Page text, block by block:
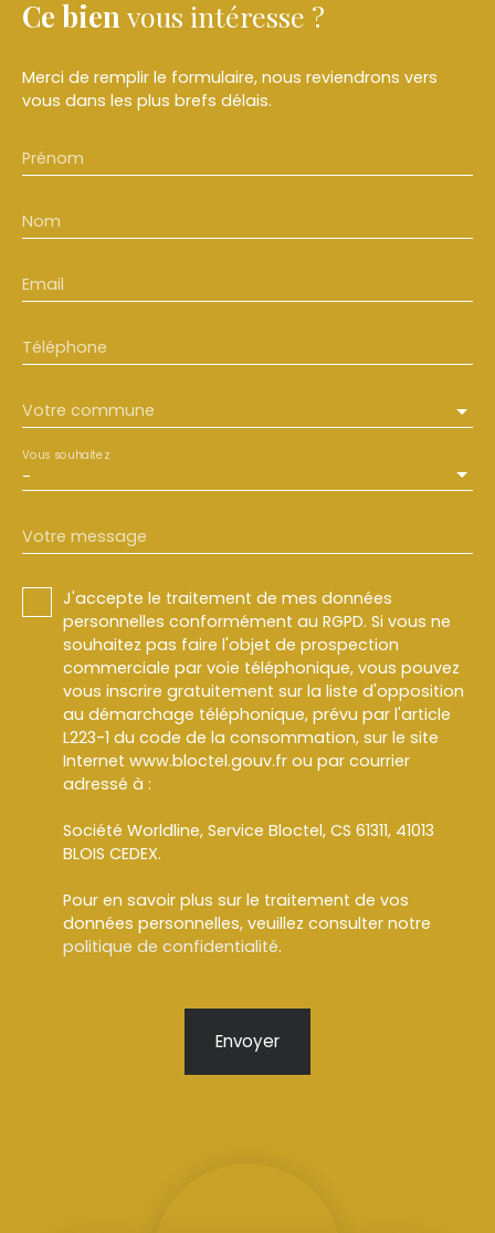
Ce bien vous intéresse ?
Merci de remplir le formulaire, nous reviendrons vers
vous dans les plus brefs délais.
Prénom
Nom
Email
Téléphone
Votre commune
-
Vous souhaitez
Votre message
J'accepte le traitement de mes données
personnelles conformément au RGPD. Si vous ne
souhaitez pas faire l'objet de prospection
commerciale par voie téléphonique, vous pouvez
vous inscrire gratuitement sur la liste d'opposition
au démarchage téléphonique, prévu par l'article
L223-1 du code de la consommation, sur le site
Internet www.bloctel.gouv.fr ou par courrier
adressé à :
Société Worldline, Service Bloctel, CS 61311, 41013
BLOIS CEDEX.
Pour en savoir plus sur le traitement de vos
données personnelles, veuillez consulter notre
politique de confidentialité.
Envoyer